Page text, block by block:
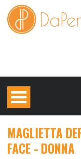
MAGLIETTA
FACE - DONNA